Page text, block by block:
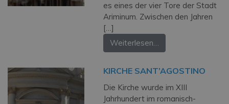
es eines der vier Tore der Stadt
Ariminum. Zwischen den Jahren
[…]
Weiterlesen…
KIRCHE SANT’AGOSTINO
Die Kirche wurde im XIII
Jahrhundert im romanisch-